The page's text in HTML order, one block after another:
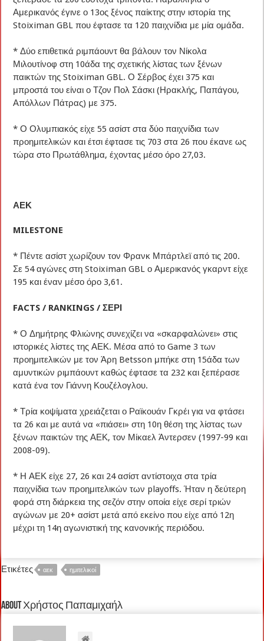
Αμερικανός έγινε ο 13ος ξένος παίκτης στην ιστορία της
Stoiximan GBL που έφτασε τα 120 παιχνίδια με μία ομάδα.
* Δύο επιθετικά ριμπάουντ θα βάλουν τον Νίκολα
Μιλουτίνοφ στη 10άδα της σχετικής λίστας των ξένων
παικτών της Stoiximan GBL. Ο Σέρβος έχει 375 και
μπροστά του είναι ο Τζον Πολ Σάσκι (Ηρακλής, Παπάγου,
Απόλλων Πάτρας) με 375.
* Ο Ολυμπιακός είχε 55 ασίστ στα δύο παιχνίδια των
προημιτελικών και έτσι έφτασε τις 703 στα 26 που έκανε ως
τώρα στο Πρωτάθλημα, έχοντας μέσο όρο 27,03.
ΑΕΚ
MILESTONE
* Πέντε ασίστ χωρίζουν τον Φρανκ Μπάρτλεϊ από τις 200.
Σε 54 αγώνες στη Stoiximan GBL ο Αμερικανός γκαρντ είχε
195 και έναν μέσο όρο 3,61.
FACTS / RANKINGS / ΣΕΡΙ
* Ο Δημήτρης Φλιώνης συνεχίζει να «σκαρφαλώνει» στις
ιστορικές λίστες της ΑΕΚ. Μέσα από το Game 3 των
προημιτελικών με τον Άρη Betsson μπήκε στη 15άδα των
αμυντικών ριμπάουντ καθώς έφτασε τα 232 και ξεπέρασε
κατά ένα τον Γιάννη Κουζέλογλου.
* Τρία κοψίματα χρειάζεται ο Ραϊκουάν Γκρέι για να φτάσει
τα 26 και με αυτά να «πιάσει» στη 10η θέση της λίστας των
ξένων παικτών της ΑΕΚ, τον Μίκαελ Άντερσεν (1997-99 και
2008-09).
* Η ΑΕΚ είχε 27, 26 και 24 ασίστ αντίστοιχα στα τρία
παιχνίδια των προημιτελικών των playoffs. Ήταν η δεύτερη
φορά στη διάρκεια της σεζόν στην οποία είχε σερί τριών
αγώνων με 20+ ασίστ μετά από εκείνο που είχε από 12η
μέχρι τη 14η αγωνιστική της κανονικής περιόδου.
Ετικέτες αεκ ημιτελικοί
About Χρήστος Παπαμιχαήλ